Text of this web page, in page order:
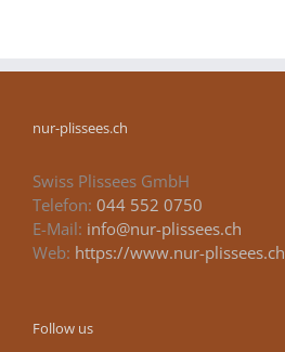
nur-plissees.ch
Swiss Plissees GmbH
Telefon: 044 552 0750
E-Mail: info@nur-plissees.ch
Web: https://www.nur-plissees.ch
Follow us